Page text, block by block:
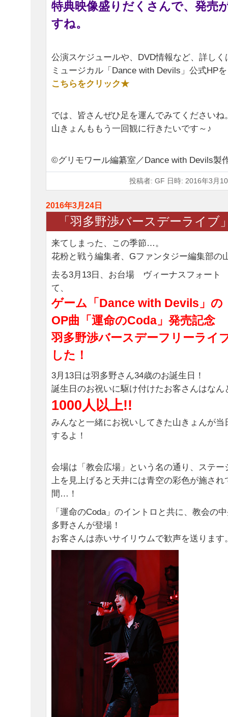
特典映像盛りだくさんで、発売
すね。
公演スケジュールや、DVD情報など、詳しく
ミュージカル「Dance with Devils」公式HP
こちらをクリック★
では、皆さんぜひ足を運んでみてくださいね
山きょんももう一回観に行きたいです～♪
©グリモワール編纂室／Dance with Devils製
投稿者: GF 日時: 2016年3月
2016年3月24日
「羽多野渉バースデーライブ
来てしまった、この季節…。
花粉と戦う編集者、Gファンタジー編集部の
去る3月13日、お台場 ヴィーナスフォート
て、
ゲーム「Dance with Devils」の
OP曲「運命のCoda」発売記念
羽多野渉バースデーフリーライ
した！
3月13日は羽多野さん34歳のお誕生日！
誕生日のお祝いに駆け付けたお客さんはなん
1000人以上!!
みんなと一緒にお祝いしてきた山きょんが当
するよ！
会場は「教会広場」という名の通り、ステー
上を見上げると天井には青空の彩色が施され
間…！
「運命のCoda」のイントロと共に、教会の
多野さんが登場！
お客さんは赤いサイリウムで歓声を送ります